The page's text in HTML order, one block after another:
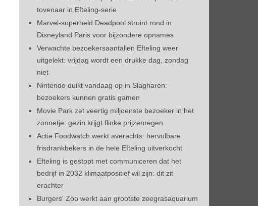
tovenaar in Efteling-serie
Marvel-superheld Deadpool struint rond in
Disneyland Paris voor bijzondere opnames
Verwachte bezoekersaantallen Efteling weer
uitgelekt: vrijdag wordt een drukke dag, zondag
niet
Nintendo duikt vandaag op in Slagharen:
bezoekers kunnen gratis gamen
Movie Park zet veertig miljoenste bezoeker in het
zonnetje: gezin krijgt flinke prijzenregen
Actie Foodwatch werkt averechts: hervulbare
frisdrankbekers in de hele Efteling uitverkocht
Efteling is gestopt met communiceren dat het
bedrijf in 2032 klimaatpositief wil zijn: dit zit
erachter
Burgers' Zoo werkt aan grootste zeegrasaquarium